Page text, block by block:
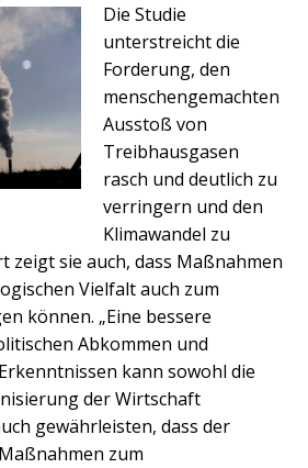
Die Studie
unterstreicht die
Forderung, den
menschengemachten
Ausstoß von
Treibhausgasen
rasch und deutlich zu
verringern und den
Klimawandel zu
zeigt sie auch, dass Maßnahmen
Vielfalt auch zum
können. „Eine bessere
Abkommen und
kann sowohl die
der Wirtschaft
gewährleisten, dass der
zum